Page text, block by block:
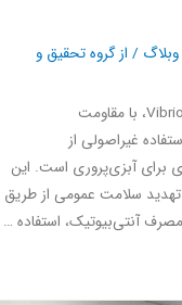
/ از گروه تحقیق و
ویبریوز (Vibriosis)، بیماری باکتریایی ناشی از Vibrio spp، با مقاومت
غیراصولی از
آبزی‌پروری است. این
سلامت عمومی از طریق
استفاده …